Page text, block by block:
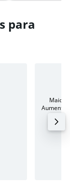
para
Maior
Aumento
de